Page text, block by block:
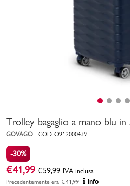
Marchi
Trolley bagaglio a mano blu in
GOVAGO - COD. O912000439
-30%
€41,99 €59,99 IVA inclusa
Precedentemente era €41,99 Info